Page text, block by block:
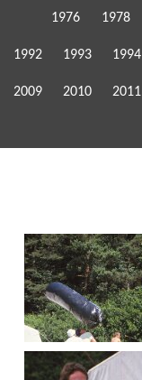
1976 1978
1992 1993 1994
2009 2010 2011